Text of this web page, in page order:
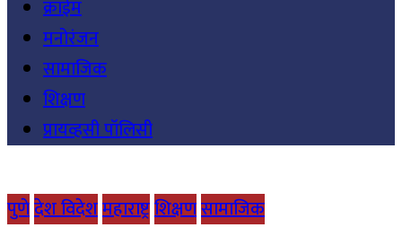
क्राईम
मनोरंजन
सामाजिक
शिक्षण
प्रायव्हसी पॉलिसी
पुणेदेश विदेशमहाराष्ट्रशिक्षणसामाजिक